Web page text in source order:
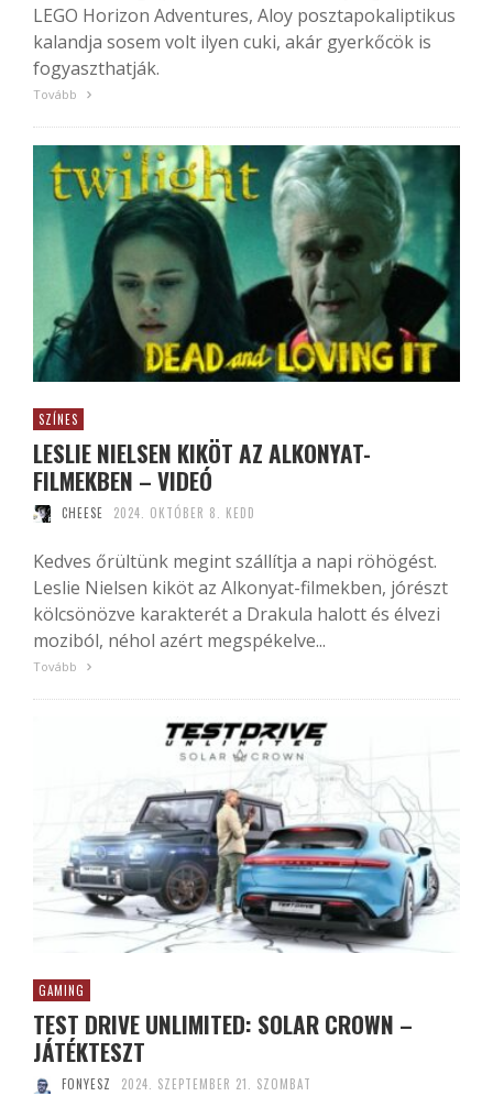
LEGO Horizon Adventures, Aloy posztapokaliptikus
kalandja sosem volt ilyen cuki, akár gyerkőcök is
fogyaszthatják.
Tovább
SZÍNES
LESLIE NIELSEN KIKÖT AZ ALKONYAT-
FILMEKBEN – VIDEÓ
CHEESE 2024. OKTÓBER 8. KEDD
Kedves őrültünk megint szállítja a napi röhögést.
Leslie Nielsen kiköt az Alkonyat-filmekben, jórészt
kölcsönözve karakterét a Drakula halott és élvezi
moziból, néhol azért megspékelve...
Tovább
GAMING
TEST DRIVE UNLIMITED: SOLAR CROWN –
JÁTÉKTESZT
FONYESZ 2024. SZEPTEMBER 21. SZOMBAT